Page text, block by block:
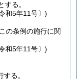
する。
和5年11号〕)
の条例の施行に関
和5年11号〕)
る。